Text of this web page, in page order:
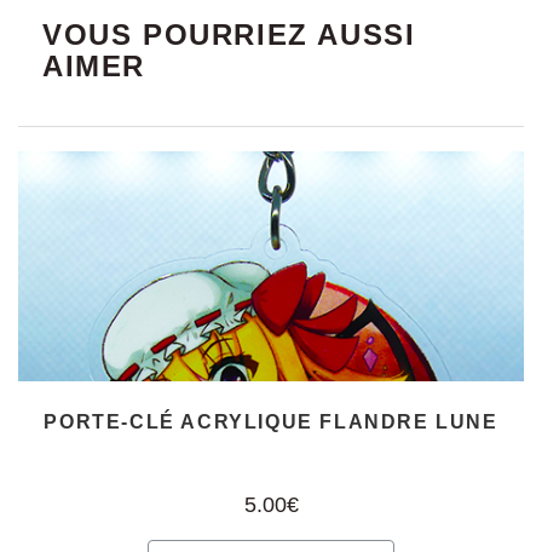
VOUS POURRIEZ AUSSI
AIMER
PORTE-CLÉ ACRYLIQUE FLANDRE LUNE
5.00€